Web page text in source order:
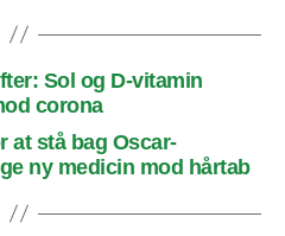
Sol og D-vitamin
corona
at stå bag Oscar-
ny medicin mod hårtab